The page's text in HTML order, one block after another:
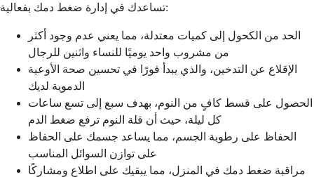
تساعدك في إدارة ضغط دمك بفعالية:
الحد من الكحول إلى كميات معتدلة، مما يعني عدم وجود أكثر
من مشروب واحد يوميًا للنساء واثنين للرجال
الإقلاع عن التدخين، والذي يبدأ فورًا في تحسين صحة الأوعية
الدموية لديك
الحصول على قسط كافٍ من النوم، بهدف سبع إلى تسع ساعات
كل ليلة، حيث أن قلة النوم ترفع ضغط الدم
الحفاظ على رطوبة الجسم، مما يساعد جسمك على الحفاظ
على توازن السوائل المناسب
مراقبة ضغط دمك في المنزل، مما يبقيك على اطلاع ومشاركًا